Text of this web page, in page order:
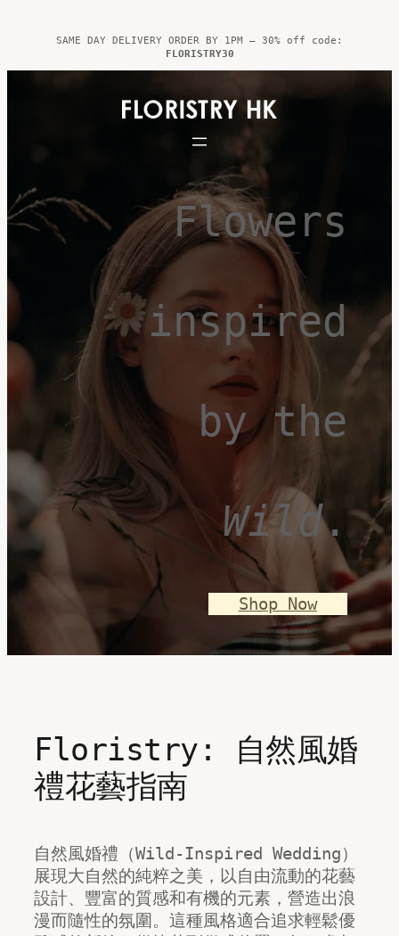
SAME DAY DELIVERY ORDER BY 1PM – 30% off code:
FLORISTRY30
Flowers
inspired
by the
Wild.
Shop Now
Floristry: 自然風婚
禮花藝指南
自然風婚禮（Wild-Inspired Wedding）
展現大自然的純粹之美，以自由流動的花藝
設計、豐富的質感和有機的元素，營造出浪
漫而隨性的氛圍。這種風格適合追求輕鬆優